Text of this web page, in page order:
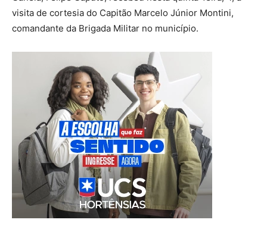
visita de cortesia do Capitão Marcelo Júnior Montini,
comandante da Brigada Militar no município.